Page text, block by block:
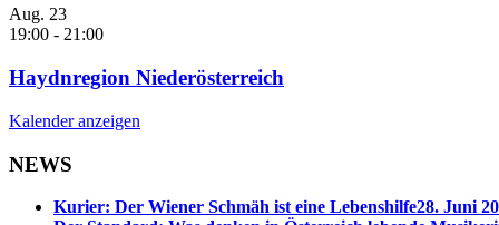
Aug. 23
19:00 - 21:00
Haydnregion Niederösterreich
Kalender anzeigen
NEWS
Kurier: Der Wiener Schmäh ist eine Lebenshilfe28. Juni